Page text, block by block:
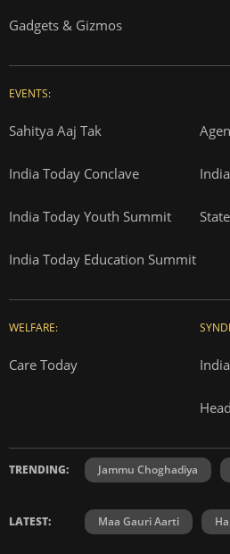
Gadgets & Gizmos
EVENTS:
Sahitya Aaj Tak
India Today Conclave
India Today Youth Summit
India Today Education Summit
WELFARE:
Care Today
TRENDING: Jammu Choghadiya
LATEST: Maa Gauri Aarti